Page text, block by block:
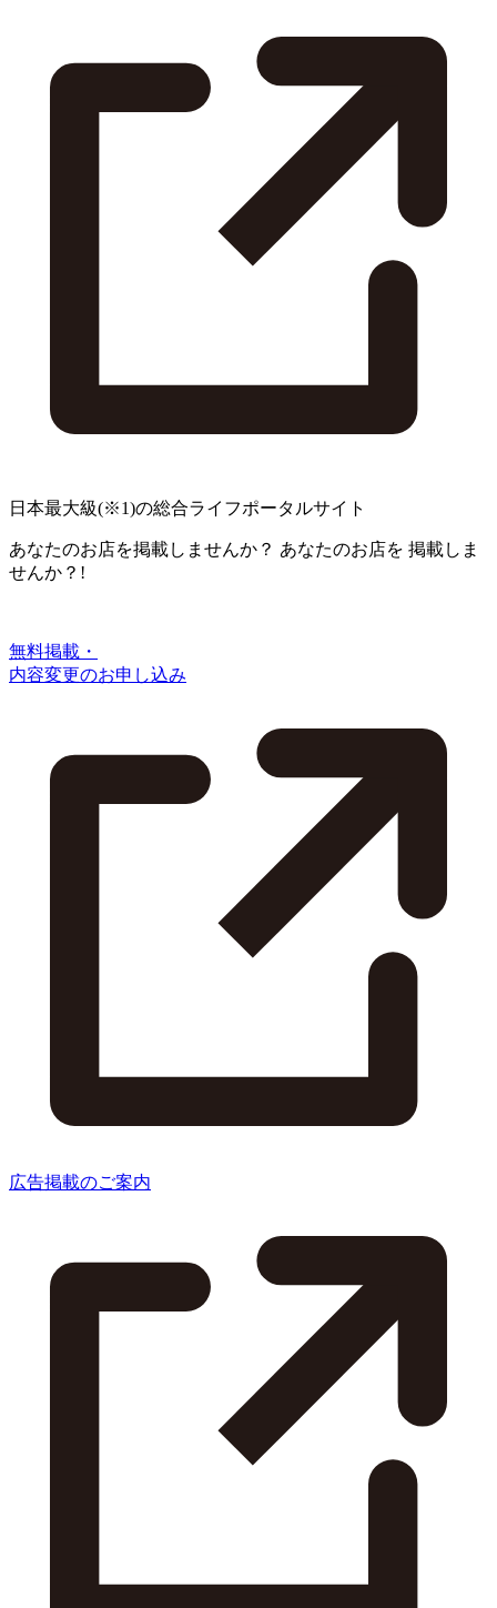
日本最大級(※1)の総合ライフポータルサイト
あなたのお店を掲載しませんか？ あなたのお店を 掲載しま
せんか？!
無料掲載・
内容変更のお申し込み
広告掲載のご案内